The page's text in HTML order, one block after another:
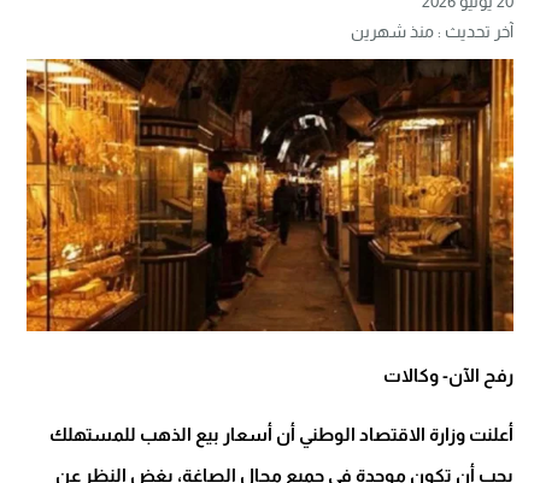
آخر تحديث :منذ شهرين
رفح الآن- وكالات
أعلنت وزارة الاقتصاد الوطني أن أسعار بيع الذهب للمستهلك
يجب أن تكون موحدة في جميع محال الصاغة، بغض النظر عن